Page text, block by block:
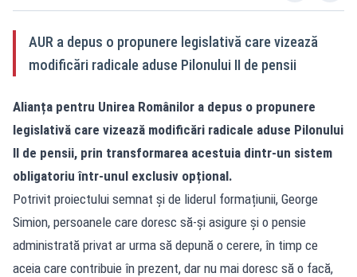
AUR a depus o propunere legislativă care vizează
modificări radicale aduse Pilonului II de pensii
Alianța pentru Unirea Românilor a depus o propunere
legislativă care vizează modificări radicale aduse Pilonului
II de pensii, prin transformarea acestuia dintr-un sistem
obligatoriu într-unul exclusiv opțional.
Potrivit proiectului semnat și de liderul formațiunii, George
Simion, persoanele care doresc să-și asigure și o pensie
administrată privat ar urma să depună o cerere, în timp ce
aceia care contribuie în prezent, dar nu mai doresc să o facă,